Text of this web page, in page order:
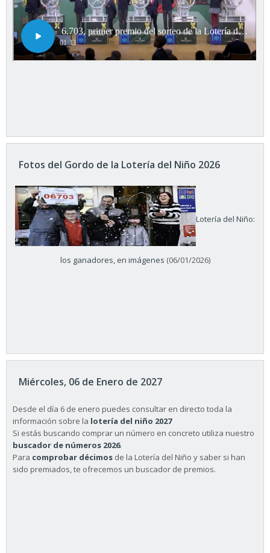
Fotos del Gordo de la Lotería del Niño 2026
Lotería del Niño:
los ganadores, en imágenes (06/01/2026)
Miércoles, 06 de Enero de 2027
Desde el día 6 de enero puedes consultar en directo toda la
información sobre la lotería del niño 2027
Si estás buscando comprar un número en concreto utiliza nuestro
buscador de números 2026.
Para comprobar décimos de la Lotería del Niño y saber si han
sido premiados, te ofrecemos un buscador de premios.